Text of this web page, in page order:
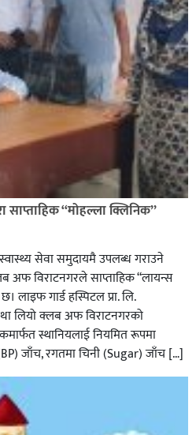
साप्ताहिक “मोहल्ला क्लिनिक”
सेवा समुदायमै उपलब्ध गराउने
अफ विराटनगरले साप्ताहिक “लायन्स
लाइफ गार्ड हस्पिटल प्रा. लि.
लियो क्लब अफ विराटनगरको
स्थानियलाई नियमित रूपमा
जाँच, रगतमा चिनी (Sugar) जाँच […]